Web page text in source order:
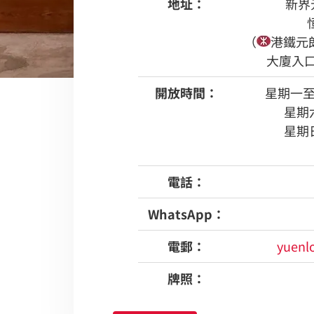
（
港鐵元
大廈入
開放時間：
星期一
星期
星期
電話：
WhatsApp：
電郵：
牌照：